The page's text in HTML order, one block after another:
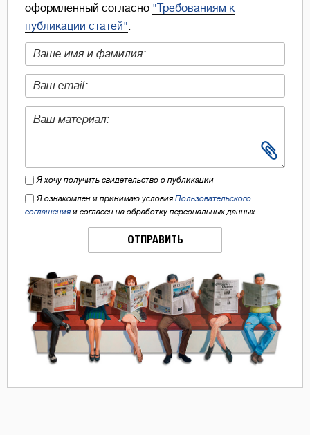
оформленный согласно "Требованиям к
публикации статей"
Я хочу получить свидетельство о публикации
Я ознакомлен и принимаю условия Пользовательского
соглашения и согласен на обработку персональных данных
ОТПРАВИТЬ